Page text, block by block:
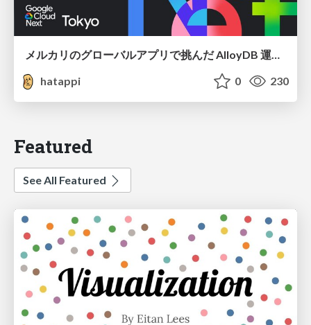
メルカリのグローバルアプリで挑んだ AlloyDB 運用と課題解決の実践記
hatappi
0 230
Featured
See All Featured